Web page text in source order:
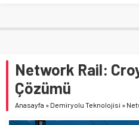
Network Rail:
Çözümü
Anasayfa » Demiryolu Teknolojisi »